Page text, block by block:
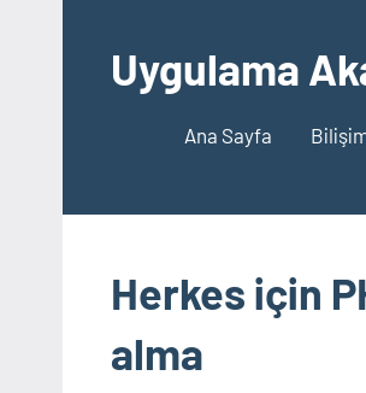
Uygulama
Ana Sayfa
Herkes için
alma